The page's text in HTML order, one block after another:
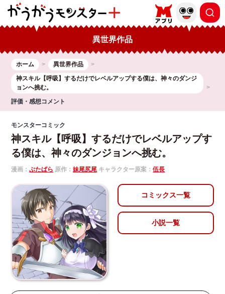
異世界作品
ホーム
異世界作品
神スキル【呼吸】するだけでレベルアップする僕は、神々のダンジ
ョンへ挑む。
評価・感想コメント
モンスターコミック
神スキル【呼吸】するだけでレベルアップす
る僕は、神々のダンジョンへ挑む。
漫画：ぶたばら 原作：妹尾尻尾 キャラクター原案：伍長
コミックス一覧
小説一覧